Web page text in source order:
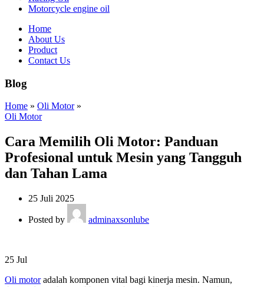
Motorcycle engine oil
Home
About Us
Product
Contact Us
Blog
Home » Oli Motor»
Oli Motor
Cara Memilih Oli Motor: Panduan
Profesional untuk Mesin yang Tangguh
dan Tahan Lama
25 Juli 2025
Posted by adminaxsonlube
25 Jul
Oli motoradalah komponen vital bagi kinerja mesin. Namun,